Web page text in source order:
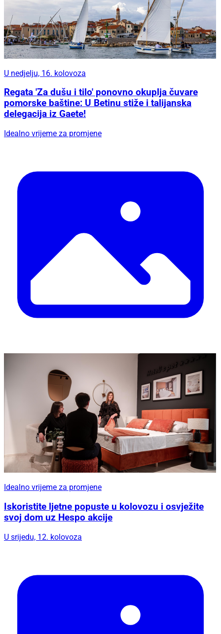
U nedjelju, 16. kolovoza
Regata 'Za dušu i tilo' ponovno okuplja čuvare
pomorske baštine: U Betinu stiže i talijanska
delegacija iz Gaete!
Idealno vrijeme za promjene
Idealno vrijeme za promjene
Iskoristite ljetne popuste u kolovozu i osvježite
svoj dom uz Hespo akcije
U srijedu, 12. kolovoza